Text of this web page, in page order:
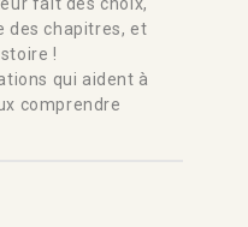
des chapitres, et
!
qui aident à
comprendre